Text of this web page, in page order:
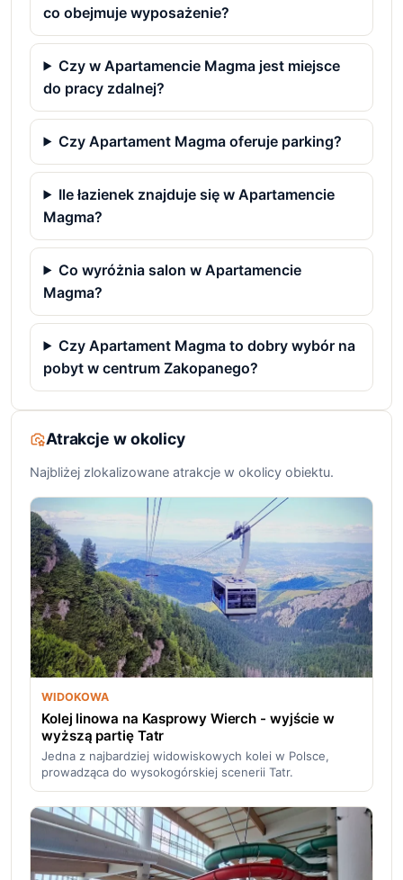
co obejmuje wyposażenie?
Czy w Apartamencie Magma jest miejsce
do pracy zdalnej?
Czy Apartament Magma oferuje parking?
Ile łazienek znajduje się w Apartamencie
Magma?
Co wyróżnia salon w Apartamencie
Magma?
Czy Apartament Magma to dobry wybór na
pobyt w centrum Zakopanego?
Atrakcje w okolicy
Najbliżej zlokalizowane atrakcje w okolicy obiektu.
WIDOKOWA
Kolej linowa na Kasprowy Wierch - wyjście w
wyższą partię Tatr
Jedna z najbardziej widowiskowych kolei w Polsce,
prowadząca do wysokogórskiej scenerii Tatr.